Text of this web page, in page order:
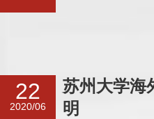
22
2020/06
苏州大学海
明